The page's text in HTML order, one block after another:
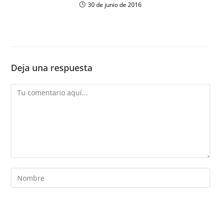
30 de junio de 2016
Deja una respuesta